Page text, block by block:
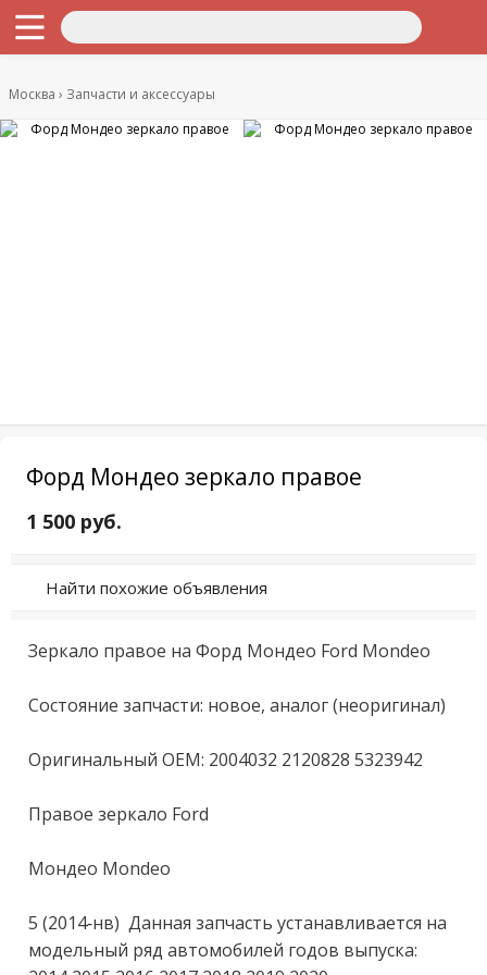
Москва Запчасти и аксессуары
Форд Мондео зеркало правое
1 500 руб.
Найти похожие объявления
Зеркало правое на Форд Мондео Ford Mondeo
Состояние запчасти: новое, аналог (неоригинал)
Оригинальный OEM: 2004032 2120828 5323942
Правое зеркало Ford
Мондео Mondeo
5 (2014-нв)  Данная запчасть устанавливается на
модельный ряд автомобилей годов выпуска: